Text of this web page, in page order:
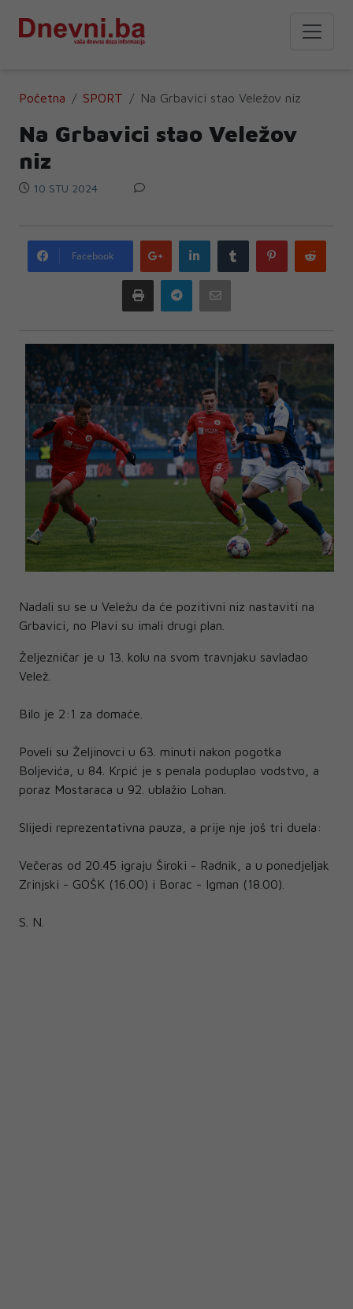
Početna SPORT Na Grbavici stao Veležov niz
Na Grbavici stao Veležov
niz
10 STU 2024
Facebook
Google
plus
LinkedIn Tumblr Pinterest
Print Telegram
Nadali su se u Veležu da će pozitivni niz nastaviti na
Grbavici, no Plavi su imali drugi plan.
Željezničar je u 13. kolu na svom travnjaku savladao
Velež.
Bilo je 2:1 za domaće.
Poveli su Željinovci u 63. minuti nakon pogotka
Boljevića, u 84. Krpić je s penala poduplao vodstvo, a
poraz Mostaraca u 92. ublažio Lohan.
Slijedi reprezentativna pauza, a prije nje još tri duela:
Večeras od 20.45 igraju Široki - Radnik, a u ponedjeljak
Zrinjski - GOŠK (16.00) i Borac - Igman (18.00).
S. N.